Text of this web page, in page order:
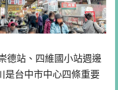
德站、四維國小站週邊
是台中市中心四條重要